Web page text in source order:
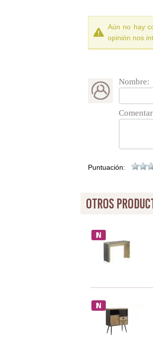
Aún no hay
opinión nos
Nombre:
Puntuación:
otros